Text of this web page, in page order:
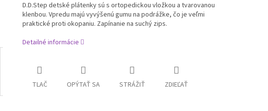
D.D.Step detské plátenkysú s ortopedickou vložkou a tvarovanou
klenbou. Vpredu majú vyvýšenú gumu na podrážke, čo je veľmi
praktické proti okopaniu. Zapínanie na suchý zips.
Detailné informácie
TLAČ OPÝTAŤ SA STRÁŽIŤ ZDIEĽAŤ